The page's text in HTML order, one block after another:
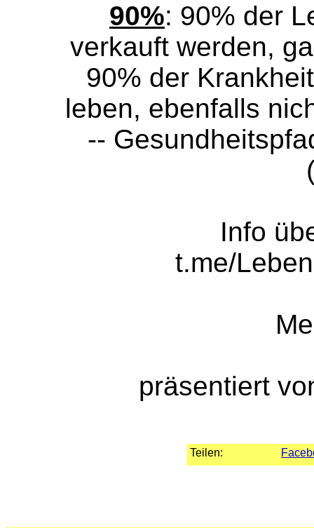
90%: 90% der
verkauft werden,
90% der
leben, ebenfalls
--
Info
t.me/
präsentiert
Teilen: